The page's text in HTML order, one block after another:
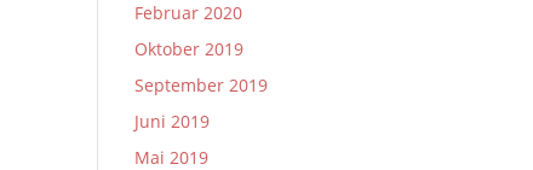
Februar 2020
Oktober 2019
September 2019
Juni 2019
Mai 2019